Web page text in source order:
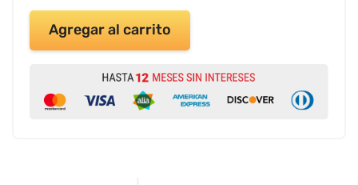
Agregar al carrito